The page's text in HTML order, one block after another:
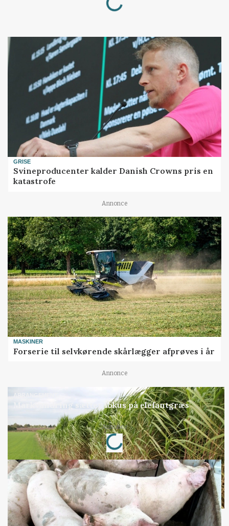
GRISE
Svineproducenter kalder Danish Crowns pris en
katastrofe
Annonce
MASKINER
Forserie til selvkørende skårlægger afprøves i år
Annonce
ARRANGEMENT
Markvandring sætter fokus på elefantgræs
Annonce
Loading...